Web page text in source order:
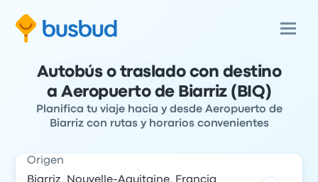
Autobús o traslado con destino
a Aeropuerto de Biarriz (BIQ)
Planifica tu viaje hacia y desde Aeropuerto de
Biarriz con rutas y horarios convenientes
Origen